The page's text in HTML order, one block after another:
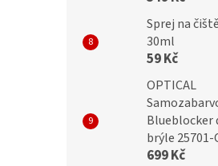
Sprej na
30ml
59 Kč
OPTICAL
Blueblocker
brýle 25701-
699 Kč